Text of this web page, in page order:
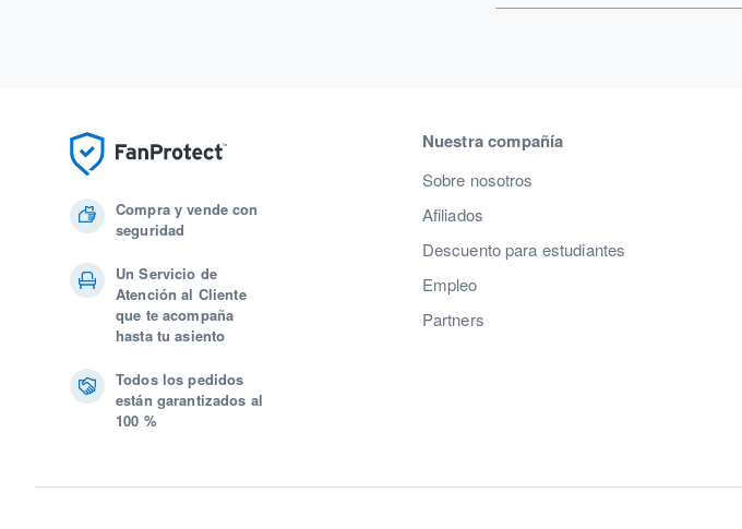
Compra y vende con
seguridad
Un Servicio de
Atención al Cliente
que te acompaña
hasta tu asiento
Todos los pedidos
están garantizados al
100 %
Nuestra compañía
Sobre nosotros
Afiliados
Descuento para estudiantes
Empleo
Partners